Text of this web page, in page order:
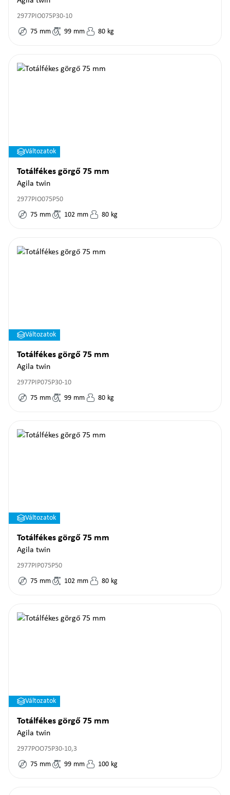
2977PIO075P30-10
75 mm 99 mm 80 kg
Változatok
Totálfékes görgő 75 mm
Agila twin
2977PIO075P50
75 mm 102 mm 80 kg
Változatok
Totálfékes görgő 75 mm
Agila twin
2977PIP075P30-10
75 mm 99 mm 80 kg
Változatok
Totálfékes görgő 75 mm
Agila twin
2977PIP075P50
75 mm 102 mm 80 kg
Változatok
Totálfékes görgő 75 mm
Agila twin
2977POO75P30-10,3
75 mm 99 mm 100 kg